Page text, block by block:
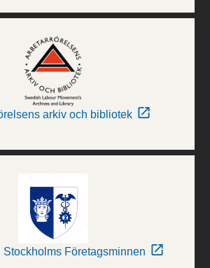
arkiv och bibliotek
Stockholms Företagsminnen